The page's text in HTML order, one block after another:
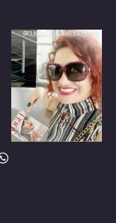
página
de
producto